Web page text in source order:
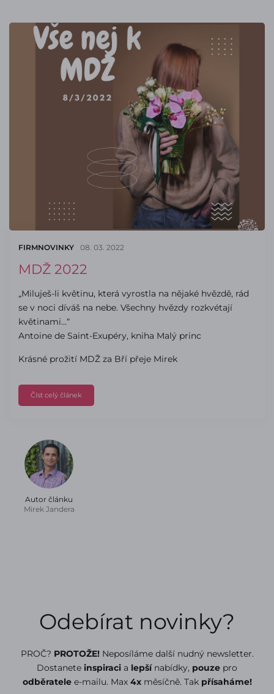
FIRMNOVINKY 08. 03. 2022
MDŽ 2022
„Miluješ-li květinu, která vyrostla na nějaké hvězdě, rád
se v noci díváš na nebe. Všechny hvězdy rozkvétají
květinami…“
Antoine de Saint-Exupéry, kniha Malý princ
Krásné prožití MDŽ za Bří přeje Mirek
Číst celý článek
Autor článku
Mirek Jandera
Odebírat novinky?
PROČ? PROTOŽE! Neposíláme další nudný newsletter.
Dostanete inspiraci a lepšínabídky, pouze pro
odběratelee-mailu. Max 4xměsíčně. Tak přísaháme!